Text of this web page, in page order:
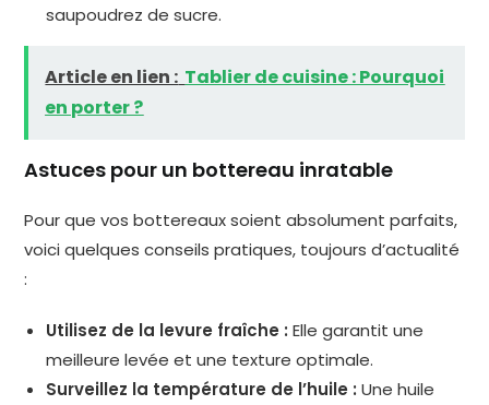
saupoudrez de sucre.
Article en lien : Tablier de cuisine : Pourquoi
en porter ?
Astuces pour un bottereau inratable
Pour que vos bottereaux soient absolument parfaits,
voici quelques conseils pratiques, toujours d’actualité
:
Utilisez de la levure fraîche : Elle garantit une
meilleure levée et une texture optimale.
Surveillez la température de l’huile : Une huile